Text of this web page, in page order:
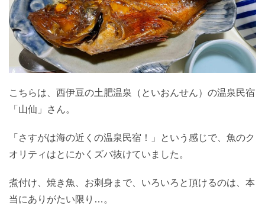
こちらは、西伊豆の土肥温泉（といおんせん）の温泉民宿
「山仙」さん。
「さすがは海の近くの温泉民宿！」という感じで、魚のク
オリティはとにかくズバ抜けていました。
煮付け、焼き魚、お刺身まで、いろいろと頂けるのは、本
当にありがたい限り…。